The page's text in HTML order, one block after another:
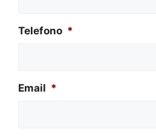
Telefono *
Email *